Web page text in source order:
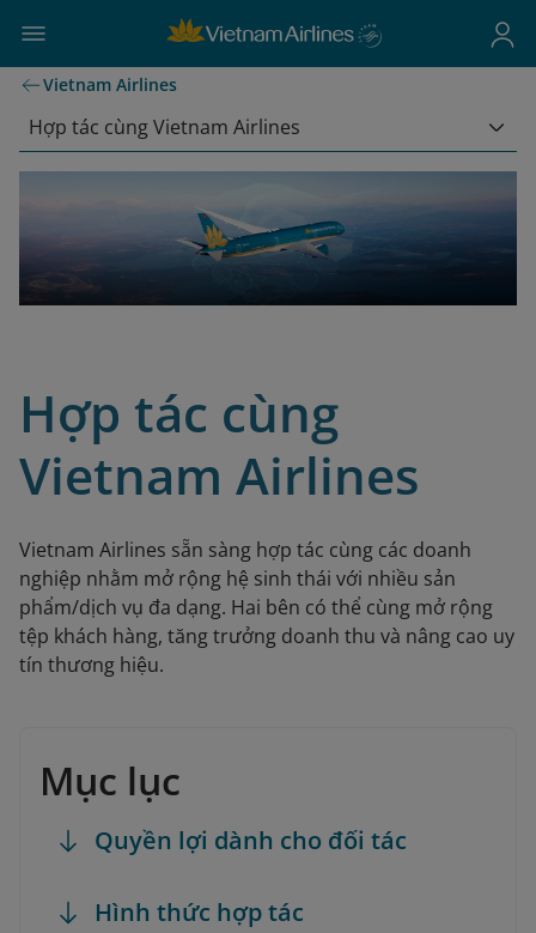
Vietnam Airlines
Hợp tác cùng Vietnam Airlines
Hợp tác cùng
Vietnam Airlines
Vietnam Airlines sẵn sàng hợp tác cùng các doanh
nghiệp nhằm mở rộng hệ sinh thái với nhiều sản
phẩm/dịch vụ đa dạng. Hai bên có thể cùng mở rộng
tệp khách hàng, tăng trưởng doanh thu và nâng cao uy
tín thương hiệu.
Mục lục
Quyền lợi dành cho đối tác
Hình thức hợp tác